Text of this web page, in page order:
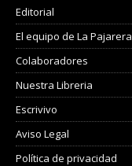
Editorial
El equipo de La Pajarera
Colaboradores
Nuestra Libreria
Escrivivo
Aviso Legal
Política de privacidad